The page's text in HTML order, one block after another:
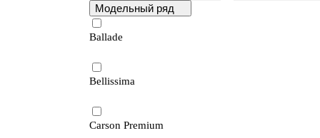
Модельный ряд
Ballade
Bellissima
Carson Premium